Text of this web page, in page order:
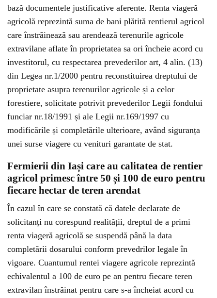
bază documentele justificative aferente. Renta viageră
agricolă reprezintă suma de bani plătită rentierul agricol
care înstrăinează sau arendează terenurile agricole
extravilane aflate în proprietatea sa ori încheie acord cu
investitorul, cu respectarea prevederilor art, 4 alin. (13)
din Legea nr.1/2000 pentru reconstituirea dreptului de
proprietate asupra terenurilor agricole și a celor
forestiere, solicitate potrivit prevederilor Legii fondului
funciar nr.18/1991 și ale Legii nr.169/1997 cu
modificările și completările ulterioare, având siguranța
unei surse viagere cu venituri garantate de stat.
Fermierii din Iași care au calitatea de rentier
agricol primesc între 50 și 100 de euro pentru
fiecare hectar de teren arendat
În cazul în care se constată că datele declarate de
solicitanți nu corespund realității, dreptul de a primi
renta viageră agricolă se suspendă până la data
completării dosarului conform prevedrilor legale în
vigoare. Cuantumul rentei viagere agricole reprezintă
echivalentul a 100 de euro pe an pentru fiecare teren
extravilan înstrăinat pentru care s-a încheiat acord cu